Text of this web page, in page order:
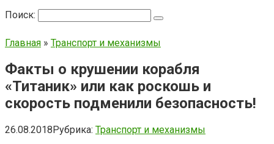
Поиск:
Главная » Транспорт и механизмы
Факты о крушении корабля
«Титаник» или как роскошь и
скорость подменили безопасность!
26.08.2018Рубрика: Транспорт и механизмы